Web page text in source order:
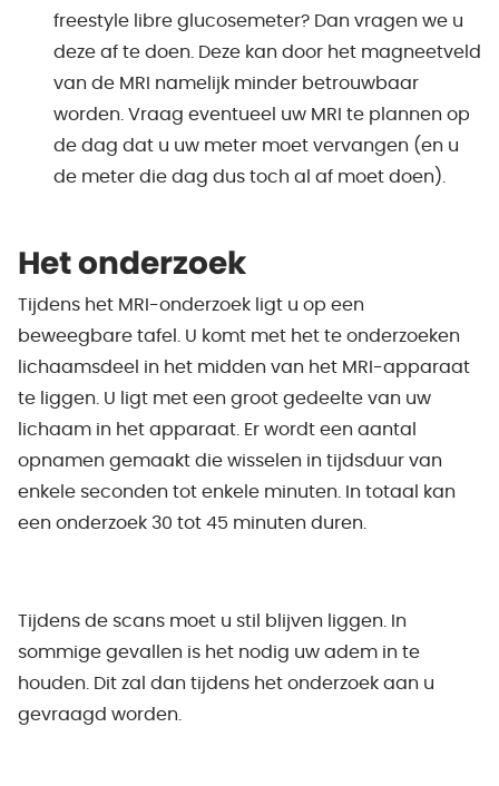
freestyle libre glucosemeter? Dan vragen we u
deze af te doen. Deze kan door het magneetveld
van de MRI namelijk minder betrouwbaar
worden. Vraag eventueel uw MRI te plannen op
de dag dat u uw meter moet vervangen (en u
de meter die dag dus toch al af moet doen).
Het onderzoek
Tijdens het MRI-onderzoek ligt u op een
beweegbare tafel. U komt met het te onderzoeken
lichaamsdeel in het midden van het MRI-apparaat
te liggen. U ligt met een groot gedeelte van uw
lichaam in het apparaat. Er wordt een aantal
opnamen gemaakt die wisselen in tijdsduur van
enkele seconden tot enkele minuten. In totaal kan
een onderzoek 30 tot 45 minuten duren.
Tijdens de scans moet u stil blijven liggen. In
sommige gevallen is het nodig uw adem in te
houden. Dit zal dan tijdens het onderzoek aan u
gevraagd worden.